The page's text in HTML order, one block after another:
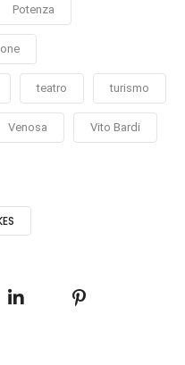
Potenza
teatro turismo
Venosa Vito Bardi